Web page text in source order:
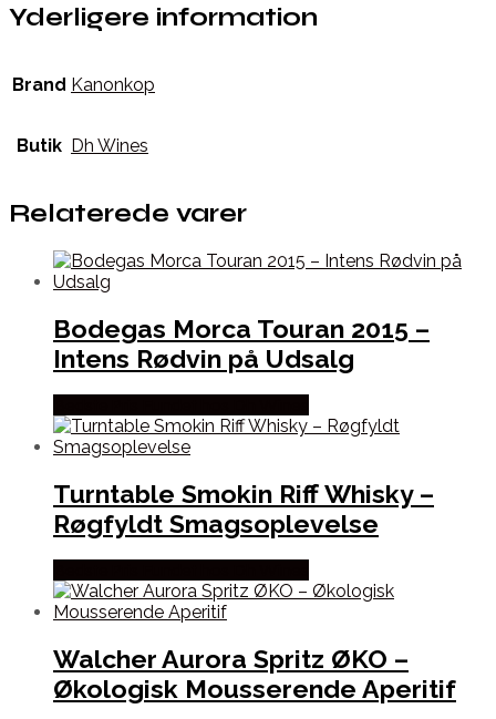
Yderligere information
Brand Kanonkop
Butik Dh Wines
Relaterede varer
Bodegas Morca Touran 2015 –
Intens Rødvin på Udsalg
Turntable Smokin Riff Whisky –
Røgfyldt Smagsoplevelse
Walcher Aurora Spritz ØKO –
Økologisk Mousserende Aperitif